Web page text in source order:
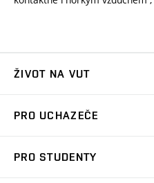
ŽIVOT NA VUT
Koleje
PRO UCHAZEČE
PRO STUDENTY